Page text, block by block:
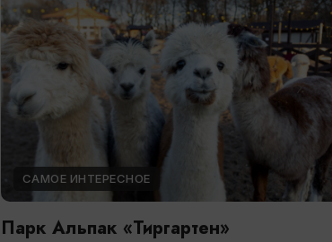
САМОЕ ИНТЕРЕСНОЕ
Парк Альпак «Тиргартен»